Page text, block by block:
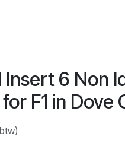
6 Non
F1 in Dove